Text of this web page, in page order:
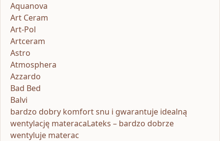
Aquanova
Art Ceram
Art-Pol
Artceram
Astro
Atmosphera
Azzardo
Bad Bed
Balvi
bardzo dobry komfort snu i gwarantuje idealną
wentylację materacaLateks – bardzo dobrze
wentyluje materac